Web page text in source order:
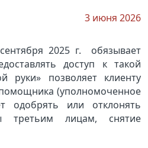
3 июня 2026
2025 г. обязывает
доступ к такой
руки» позволяет клиенту
(уполномоченное
одобрять или отклонять
третьим лицам, снятие